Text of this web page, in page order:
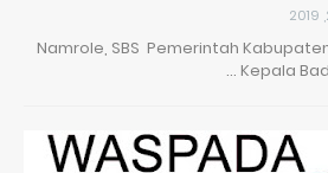
Namrole, SBS Pemerintah
Kepala